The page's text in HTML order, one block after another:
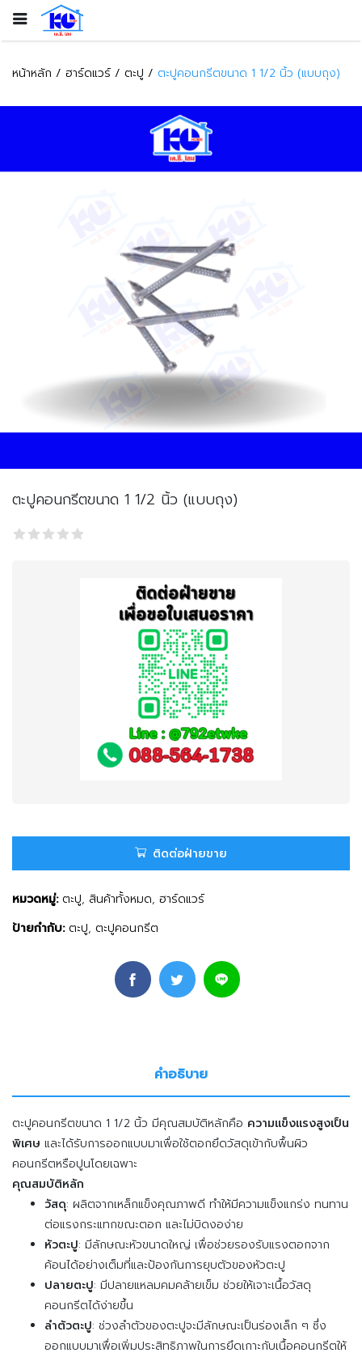
หน้าหลัก ฮาร์ดแวร์ ตะปู ตะปูคอนกรีตขนาด 1 1/2 นิ้ว (แบบถุง)
ตะปูคอนกรีตขนาด 1 1/2 นิ้ว (แบบถุง)
ติดต่อฝ่ายขาย
หมวดหมู่: ตะปู, สินค้าทั้งหมด, ฮาร์ดแวร์
ป้ายกำกับ: ตะปู, ตะปูคอนกรีต
คำอธิบาย
ตะปูคอนกรีตขนาด 1 1/2 นิ้ว มีคุณสมบัติหลักคือ ความแข็งแรงสูงเป็น
พิเศษ และได้รับการออกแบบมาเพื่อใช้ตอกยึดวัสดุเข้ากับพื้นผิว
คอนกรีตหรือปูนโดยเฉพาะ
คุณสมบัติหลัก
วัสดุ: ผลิตจากเหล็กแข็งคุณภาพดี ทำให้มีความแข็งแกร่ง ทนทาน
ต่อแรงกระแทกขณะตอก และไม่บิดงอง่าย
หัวตะปู: มีลักษณะหัวขนาดใหญ่ เพื่อช่วยรองรับแรงตอกจาก
ค้อนได้อย่างเต็มที่และป้องกันการยุบตัวของหัวตะปู
ปลายตะปู: มีปลายแหลมคมคล้ายเข็ม ช่วยให้เจาะเนื้อวัสดุ
คอนกรีตได้ง่ายขึ้น
ลำตัวตะปู: ช่วงลำตัวของตะปูจะมีลักษณะเป็นร่องเล็ก ๆ ซึ่ง
ออกแบบมาเพื่อเพิ่มประสิทธิภาพในการยึดเกาะกับเนื้อคอนกรีตให้